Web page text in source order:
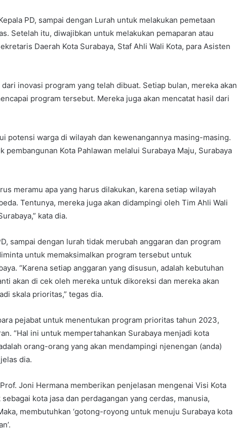
PD, sampai dengan Lurah untuk melakukan pemetaan
Setelah itu, diwajibkan untuk melakukan pemaparan atau
Daerah Kota Surabaya, Staf Ahli Wali Kota, para Asisten
inovasi program yang telah dibuat. Setiap bulan, mereka akan
program tersebut. Mereka juga akan mencatat hasil dari
potensi warga di wilayah dan kewenangannya masing-masing.
Kota Pahlawan melalui Surabaya Maju, Surabaya
meramu apa yang harus dilakukan, karena setiap wilayah
Tentunya, mereka juga akan didampingi oleh Tim Ahli Wali
kata dia.
sampai dengan lurah tidak merubah anggaran dan program
untuk memaksimalkan program tersebut untuk
“Karena setiap anggaran yang disusun, adalah kebutuhan
akan di cek oleh mereka untuk dikoreksi dan mereka akan
skala prioritas,” tegas dia.
pejabat untuk menentukan program prioritas tahun 2023,
“Hal ini untuk mempertahankan Surabaya menjadi kota
orang-orang yang akan mendampingi njenengan (anda)
dia.
Joni Hermana memberikan penjelasan mengenai Visi Kota
kota jasa dan perdagangan yang cerdas, manusia,
membutuhkan ‘gotong-royong untuk menuju Surabaya kota